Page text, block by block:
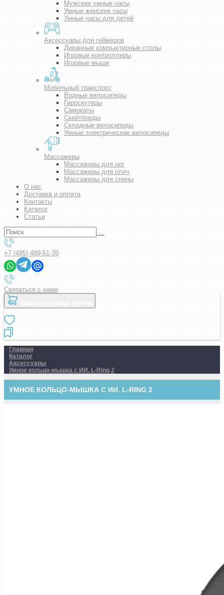
Мужские умные часы
Умные женские часы
Умные часы для детей
Аксессуары для геймеров
Диванные компьютерные столы
Игровые контроллеры
Игровые мыши
Мобильный транспорт
Водные велосипеды
Гироскутеры
Самокаты
Скейтборды
Складные велосипеды
Умные электрические велосипеды
Массажеры
Массажеры для ног
Массажеры для плеч
Массажеры для спины
О нас
Доставка и оплата
Контакты
Каталог
Статьи
+7 (495) 489-51-39
Связаться с нами
Главная
Каталог
Аксессуары
Умное кольцо-мышка с ИИ. L-Ring 2
УМНОЕ КОЛЬЦО-МЫШКА С ИИ. L-RING 2